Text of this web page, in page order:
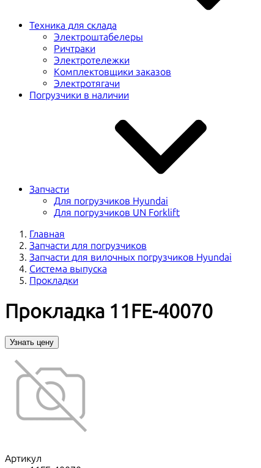
Техника для склада
Электроштабелеры
Ричтраки
Электротележки
Комплектовщики заказов
Электротягачи
Погрузчики в наличии
Запчасти
Для погрузчиков Hyundai
Для погрузчиков UN Forklift
Главная
Запчасти для погрузчиков
Запчасти для вилочных погрузчиков Hyundai
Система выпуска
Прокладки
Прокладка 11FE-40070
Узнать цену
Артикул